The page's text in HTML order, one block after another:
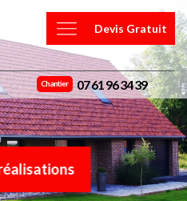
Devis Gratuit
Chantier 07 61 96 34 39